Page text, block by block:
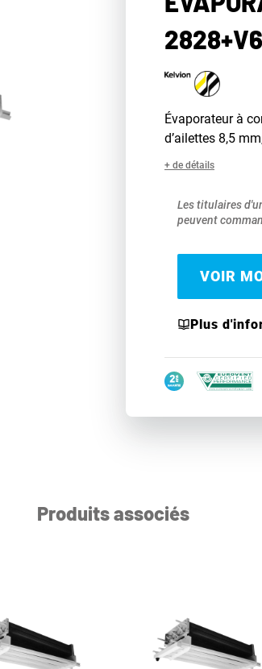
Évaporateur à
d’ailettes 8,5
+ de détails
Les titulaires
peuvent
VOIR
Plus
Produits associés